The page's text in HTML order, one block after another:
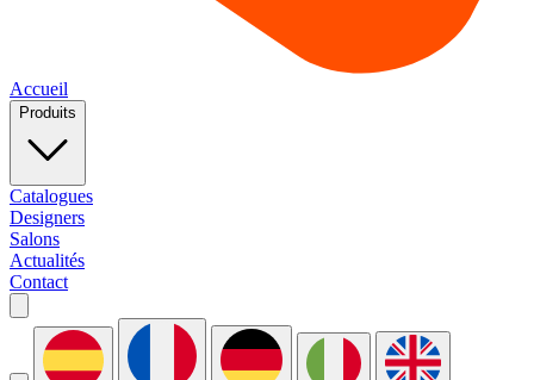
Accueil
Produits
Catalogues
Designers
Salons
Actualités
Contact